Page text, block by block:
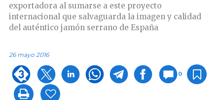
exportadora al sumarse a este proyecto
internacional que salvaguarda la imagen y calidad
del auténtico jamón serrano de España
26 mayo 2016
0